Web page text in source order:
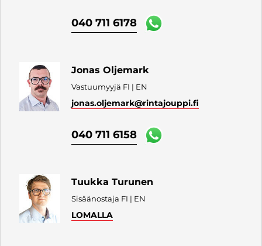
040 711 6178
Jonas Oljemark
Vastuumyyjä FI | EN
jonas.oljemark@rintajouppi.fi
040 711 6158
Tuukka Turunen
Sisäänostaja FI | EN
LOMALLA